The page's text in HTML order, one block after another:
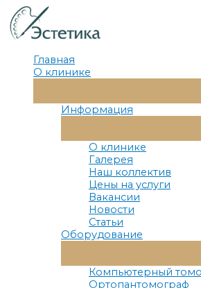
Перейти
к
содержимому
Главная
О клинике
Меню
Информация
О клинике
Галерея
Наш коллектив
Цены на услуги
Вакансии
Новости
Статьи
Оборудование
Компьютерный
Ортопантомограф